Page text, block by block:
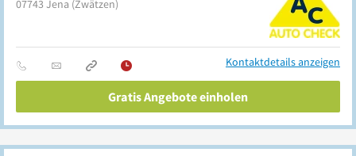
07743 Jena (Zwätzen)
Kontaktdetails anzeigen
Gratis Angebote einholen